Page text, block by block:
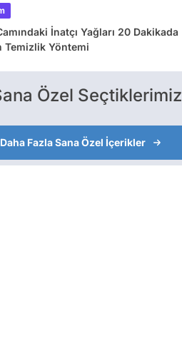
İnatçı Yağları 20 Dakikada
Temizlik Yöntemi
Özel Seçtiklerimiz
Daha Fazla Sana Özel İçerikler